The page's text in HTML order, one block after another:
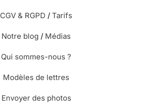
CGV & RGPD / Tarifs
Notre blog / Médias
Qui sommes-nous ?
Modèles de lettres
Envoyer des photos